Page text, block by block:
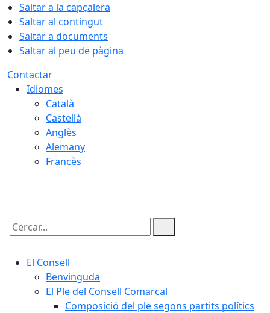
Saltar a la capçalera
Saltar al contingut
Saltar a documents
Saltar al peu de pàgina
Contactar
Idiomes
Català
Castellà
Anglès
Alemany
Francès
Cercar:
El Consell
Benvinguda
El Ple del Consell Comarcal
Composició del ple segons partits polítics